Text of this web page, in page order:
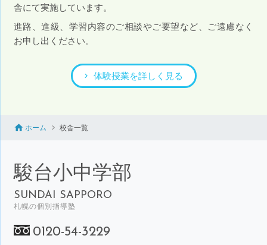
舎にて実施しています。
進路、進級、学習内容のご相談やご要望など、ご遠慮なく
お申し出ください。
体験授業を詳しく見る
ホーム 校舎一覧
駿台小中学部
SUNDAI SAPPORO
札幌の個別指導塾
0120-54-3229